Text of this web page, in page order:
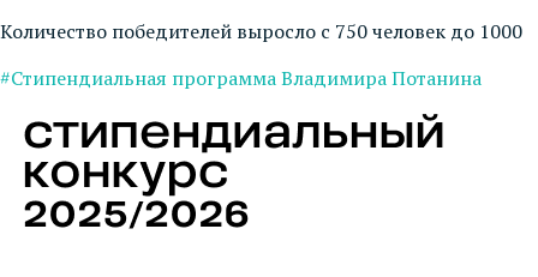
Количество победителей выросло с 750 человек до 1000
#Стипендиальная программа Владимира Потанина